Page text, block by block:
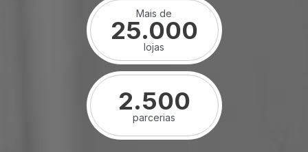
Mais de
25.000
lojas
2.500
parcerias